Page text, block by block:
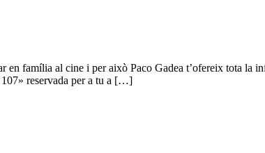
en família al cine i per això Paco Gadea t’ofereix tota la
107» reservada per a tu a […]